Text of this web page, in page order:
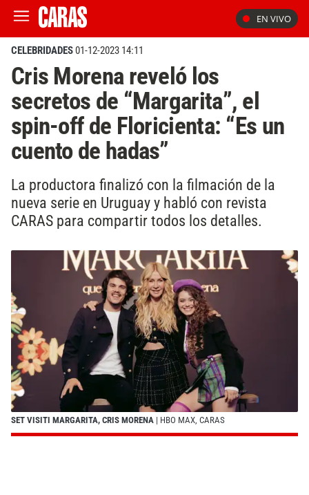
EN VIVO
CELEBRIDADES01-12-2023 14:11
Cris Morena reveló los
secretos de “Margarita”, el
spin-off de Floricienta: “Es un
cuento de hadas”
La productora finalizó con la filmación de la
nueva serie en Uruguay y habló con revista
CARAS para compartir todos los detalles.
SET VISITI MARGARITA, CRIS MORENA | HBO MAX, CARAS